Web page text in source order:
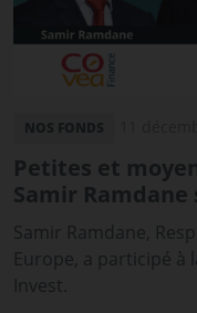
Petites et
Samir
Samir Ramdane,
Europe, a participé à
Invest.